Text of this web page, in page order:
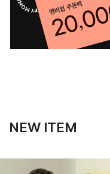
NEW ITEM